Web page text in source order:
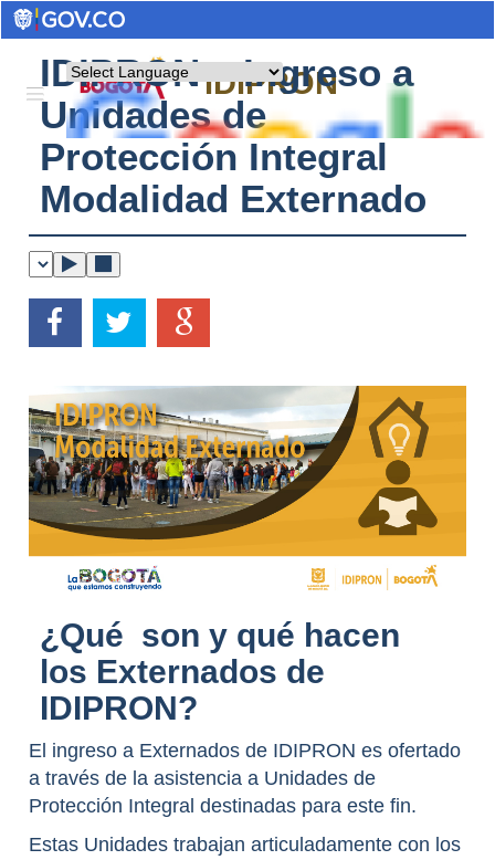
Powered by
IDIPRON
IDIPRON – Ingreso a
Unidades de
Protección Integral
Modalidad Externado
¿Qué son y qué hacen
los Externados de
IDIPRON?
El ingreso a Externados de IDIPRON es ofertado
a través de la asistencia a Unidades de
Protección Integral destinadas para este fin.
Estas Unidades trabajan articuladamente con los